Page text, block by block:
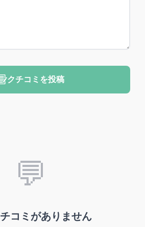
クチコミを投稿
💬
コミがありません